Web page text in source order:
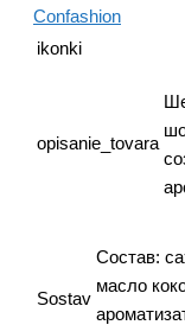
Confashion
ikonki
opisanie_tovara
Sostav
Состав:
масло